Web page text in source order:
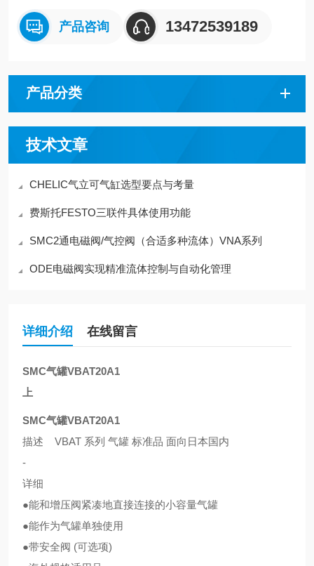
产品咨询 13472539189
产品分类
技术文章
CHELIC气立可气缸选型要点与考量
费斯托FESTO三联件具体使用功能
SMC2通电磁阀/气控阀（合适多种流体）VNA系列
ODE电磁阀实现精准流体控制与自动化管理
详细介绍 在线留言
SMC气罐VBAT20A1
上
SMC气罐VBAT20A1
描述 VBAT 系列 气罐 标准品 面向日本国内
-
详细
●能和增压阀紧凑地直接连接的小容量气罐
●能作为气罐单独使用
●带安全阀 (可选项)